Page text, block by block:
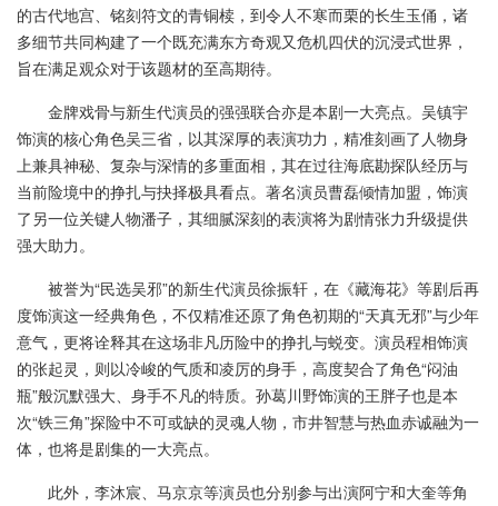
的古代地宫、铭刻符文的青铜椟，到令人不寒而栗的长生玉俑，诸
多细节共同构建了一个既充满东方奇观又危机四伏的沉浸式世界，
旨在满足观众对于该题材的至高期待。
金牌戏骨与新生代演员的强强联合亦是本剧一大亮点。吴镇宇
饰演的核心角色吴三省，以其深厚的表演功力，精准刻画了人物身
上兼具神秘、复杂与深情的多重面相，其在过往海底勘探队经历与
当前险境中的挣扎与抉择极具看点。著名演员曹磊倾情加盟，饰演
了另一位关键人物潘子，其细腻深刻的表演将为剧情张力升级提供
强大助力。
被誉为“民选吴邪”的新生代演员徐振轩，在《藏海花》等剧后再
度饰演这一经典角色，不仅精准还原了角色初期的“天真无邪”与少年
意气，更将诠释其在这场非凡历险中的挣扎与蜕变。演员程相饰演
的张起灵，则以冷峻的气质和凌厉的身手，高度契合了角色“闷油
瓶”般沉默强大、身手不凡的特质。孙葛川野饰演的王胖子也是本
次“铁三角”探险中不可或缺的灵魂人物，市井智慧与热血赤诚融为一
体，也将是剧集的一大亮点。
此外，李沐宸、马京京等演员也分别参与出演阿宁和大奎等角